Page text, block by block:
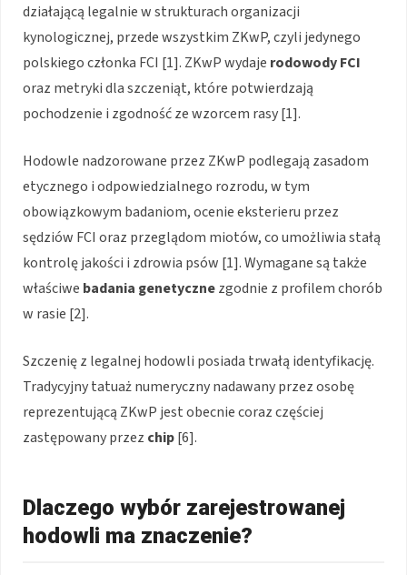
działającą legalnie w strukturach organizacji
kynologicznej, przede wszystkim ZKwP, czyli jedynego
polskiego członka FCI [1]. ZKwP wydaje rodowody FCI
oraz metryki dla szczeniąt, które potwierdzają
pochodzenie i zgodność ze wzorcem rasy [1].
Hodowle nadzorowane przez ZKwP podlegają zasadom
etycznego i odpowiedzialnego rozrodu, w tym
obowiązkowym badaniom, ocenie eksterieru przez
sędziów FCI oraz przeglądom miotów, co umożliwia stałą
kontrolę jakości i zdrowia psów [1]. Wymagane są także
właściwe badania genetycznezgodnie z profilem chorób
w rasie [2].
Szczenię z legalnej hodowli posiada trwałą identyfikację.
Tradycyjny tatuaż numeryczny nadawany przez osobę
reprezentującą ZKwP jest obecnie coraz częściej
zastępowany przez chip[6].
Dlaczego wybór zarejestrowanej
hodowli ma znaczenie?